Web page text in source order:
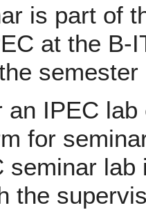
is part of
at the B-
semester
an IPEC
for
seminar
the